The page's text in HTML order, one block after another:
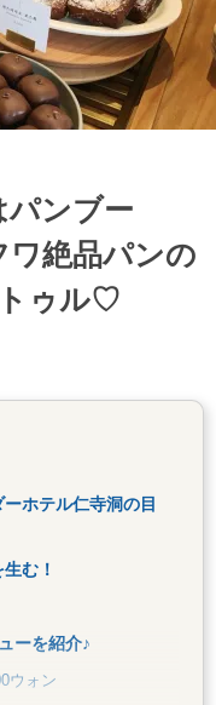
パンブー
ワ絶品パンの
ゥル♡
ホテル仁寺洞の目
む！
ーを紹介♪
ウォン